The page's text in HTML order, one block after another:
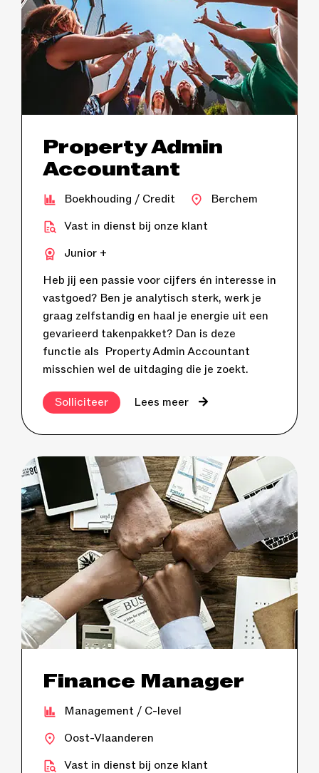
Property Admin
Accountant
Boekhouding / Credit
Berchem
Vast in dienst bij onze klant
Junior +
Heb jij een passie voor cijfers én interesse in
vastgoed? Ben je analytisch sterk, werk je
graag zelfstandig en haal je energie uit een
gevarieerd takenpakket? Dan is deze
functie als Property Admin Accountant
misschien wel de uitdaging die je zoekt.
Solliciteer Lees meer
Finance Manager
Management / C-level
Oost-Vlaanderen
Vast in dienst bij onze klant